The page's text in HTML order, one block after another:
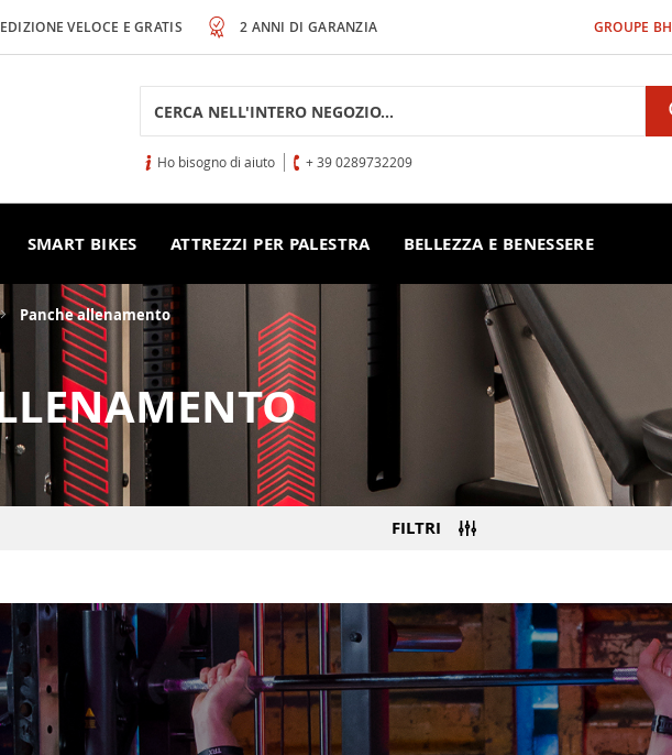
VELOCE E GRATIS 2 ANNI DI GARANZIA GROUPE BH
Search
Ho bisogno di aiuto + 39 0289732209
SMART BIKES ATTREZZI PER PALESTRA BELLEZZA E BENESSERE
Panche allenamento
FILTRI